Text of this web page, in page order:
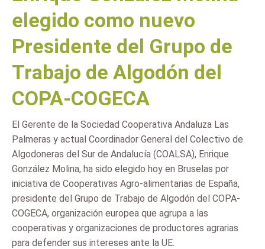
elegido como nuevo
Presidente del Grupo de
Trabajo de Algodón del
COPA-COGECA
El Gerente de la Sociedad Cooperativa Andaluza Las
Palmeras y actual Coordinador General del Colectivo de
Algodoneras del Sur de Andalucía (COALSA), Enrique
González Molina, ha sido elegido hoy en Bruselas por
iniciativa de Cooperativas Agro-alimentarias de España,
presidente del Grupo de Trabajo de Algodón del COPA-
COGECA, organización europea que agrupa a las
cooperativas y organizaciones de productores agrarias
para defender sus intereses ante la UE.